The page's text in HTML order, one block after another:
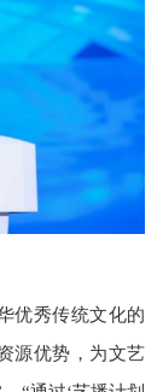
优秀传统文化的
源优势，为文艺